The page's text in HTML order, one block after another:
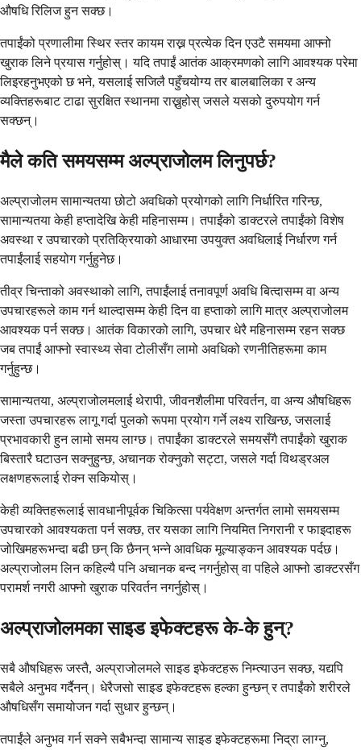
औषधि रिलिज हुन सक्छ।
तपाईंको प्रणालीमा स्थिर स्तर कायम राख्न प्रत्येक दिन एउटै समयमा आफ्नो
खुराक लिने प्रयास गर्नुहोस्। यदि तपाईं आतंक आक्रमणको लागि आवश्यक परेमा
लिइरहनुभएको छ भने, यसलाई सजिलै पहुँचयोग्य तर बालबालिका र अन्य
व्यक्तिहरूबाट टाढा सुरक्षित स्थानमा राख्नुहोस् जसले यसको दुरुपयोग गर्न
सक्छन्।
मैले कति समयसम्म अल्प्राजोलम लिनुपर्छ?
अल्प्राजोलम सामान्यतया छोटो अवधिको प्रयोगको लागि निर्धारित गरिन्छ,
सामान्यतया केही हप्तादेखि केही महिनासम्म। तपाईंको डाक्टरले तपाईंको विशेष
अवस्था र उपचारको प्रतिक्रियाको आधारमा उपयुक्त अवधिलाई निर्धारण गर्न
तपाईंलाई सहयोग गर्नुहुनेछ।
तीव्र चिन्ताको अवस्थाको लागि, तपाईंलाई तनावपूर्ण अवधि बित्दासम्म वा अन्य
उपचारहरूले काम गर्न थाल्दासम्म केही दिन वा हप्ताको लागि मात्र अल्प्राजोलम
आवश्यक पर्न सक्छ। आतंक विकारको लागि, उपचार धेरै महिनासम्म रहन सक्छ
जब तपाईं आफ्नो स्वास्थ्य सेवा टोलीसँग लामो अवधिको रणनीतिहरूमा काम
गर्नुहुन्छ।
सामान्यतया, अल्प्राजोलमलाई थेरापी, जीवनशैलीमा परिवर्तन, वा अन्य औषधिहरू
जस्ता उपचारहरू लागू गर्दा पुलको रूपमा प्रयोग गर्ने लक्ष्य राखिन्छ, जसलाई
प्रभावकारी हुन लामो समय लाग्छ। तपाईंका डाक्टरले समयसँगै तपाईंको खुराक
बिस्तारै घटाउन सक्नुहुन्छ, अचानक रोक्नुको सट्टा, जसले गर्दा विथड्रअल
लक्षणहरूलाई रोक्न सकियोस्।
केही व्यक्तिहरूलाई सावधानीपूर्वक चिकित्सा पर्यवेक्षण अन्तर्गत लामो समयसम्म
उपचारको आवश्यकता पर्न सक्छ, तर यसका लागि नियमित निगरानी र फाइदाहरू
जोखिमहरूभन्दा बढी छन् कि छैनन् भन्ने आवधिक मूल्याङ्कन आवश्यक पर्दछ।
अल्प्राजोलम लिन कहिल्यै पनि अचानक बन्द नगर्नुहोस् वा पहिले आफ्नो डाक्टरसँग
परामर्श नगरी आफ्नो खुराक परिवर्तन नगर्नुहोस्।
अल्प्राजोलमका साइड इफेक्टहरू के-के हुन्?
सबै औषधिहरू जस्तै, अल्प्राजोलमले साइड इफेक्टहरू निम्त्याउन सक्छ, यद्यपि
सबैले अनुभव गर्दैनन्। धेरैजसो साइड इफेक्टहरू हल्का हुन्छन् र तपाईंको शरीरले
औषधिसँग समायोजन गर्दा सुधार हुन्छन्।
तपाईंले अनुभव गर्न सक्ने सबैभन्दा सामान्य साइड इफेक्टहरूमा निद्रा लाग्नु,